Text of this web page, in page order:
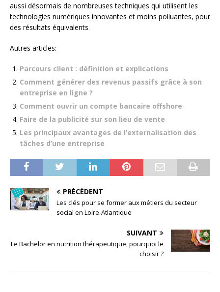
aussi désormais de nombreuses techniques qui utilisent les
technologies numériques innovantes et moins polluantes, pour
des résultats équivalents.
Autres articles:
Parcours client : définition et explications
Comment générer des revenus passifs grâce à son
entreprise en ligne ?
Comment ouvrir un compte bancaire offshore
Faire de la publicité sur son lieu de vente
Les principaux avantages de l’externalisation des
tâches d’une entreprise
PRÉCÉDENT
Les clés pour se former aux métiers du secteur
social en Loire-Atlantique
SUIVANT
Le Bachelor en nutrition thérapeutique, pourquoi le
choisir ?